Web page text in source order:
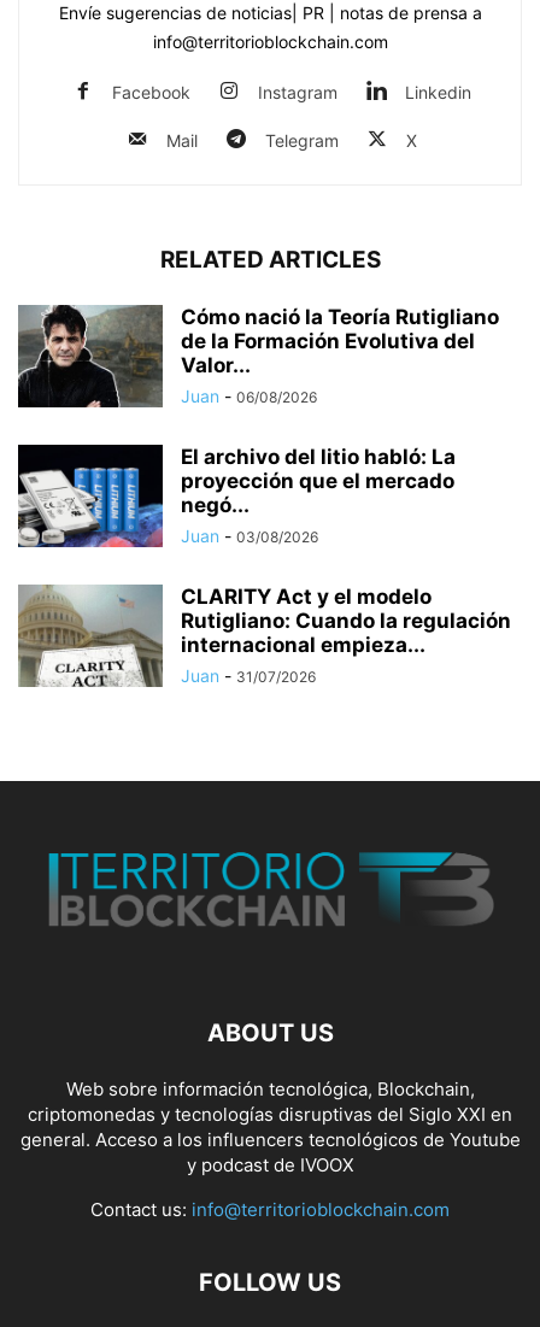
Envíe sugerencias de noticias| PR | notas de prensa a
info@territorioblockchain.com
Facebook Instagram Linkedin
Mail Telegram X
RELATED ARTICLES
Cómo nació la Teoría Rutigliano
de la Formación Evolutiva del
Valor...
Juan - 06/08/2026
El archivo del litio habló: La
proyección que el mercado
negó...
Juan - 03/08/2026
CLARITY Act y el modelo
Rutigliano: Cuando la regulación
internacional empieza...
Juan - 31/07/2026
ABOUT US
Web sobre información tecnológica, Blockchain,
criptomonedas y tecnologías disruptivas del Siglo XXI en
general. Acceso a los influencers tecnológicos de Youtube
y podcast de IVOOX
Contact us: info@territorioblockchain.com
FOLLOW US